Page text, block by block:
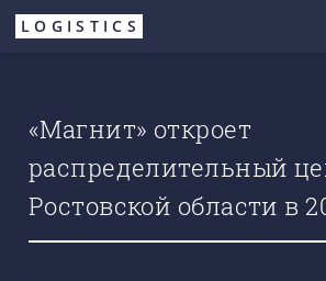
Перейти
LOGISTICS
«Магнит» откроет
распределительный
Ростовской области в